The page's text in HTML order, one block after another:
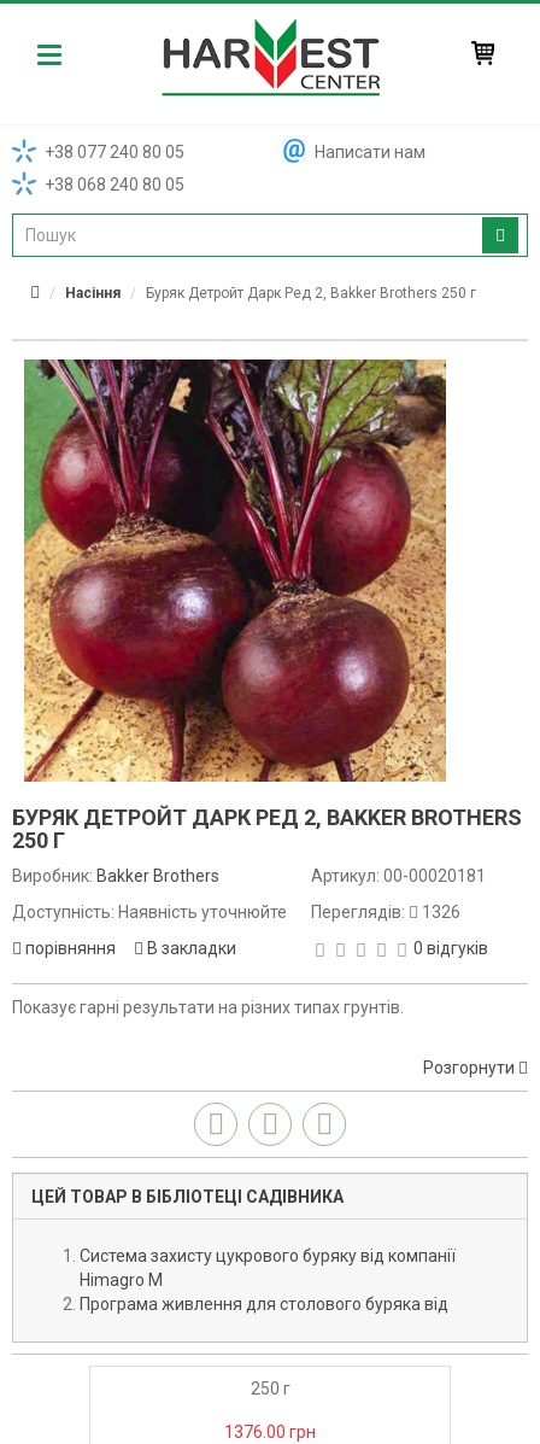
Harvest
+38 077 240 80 05
+38 068 240 80 05
Написати нам
Насіння Буряк Детройт Дарк Ред 2, Bakker Brothers 250 г
БУРЯК ДЕТРОЙТ ДАРК РЕД 2, BAKKER BROTHERS
250 Г
Виробник: Bakker Brothers
Доступність: Наявність уточнюйте
порівняння
В закладки
Артикул: 00-00020181
Переглядів:
1326
0 відгуків
Показує гарні результати на різних типах грунтів.
Розгорнути
ЦЕЙ ТОВАР В БІБЛІОТЕЦІ САДІВНИКА
Система захисту цукрового буряку від компанії
Himagro M
Програма живлення для столового буряка від
250 г
1376.00 грн